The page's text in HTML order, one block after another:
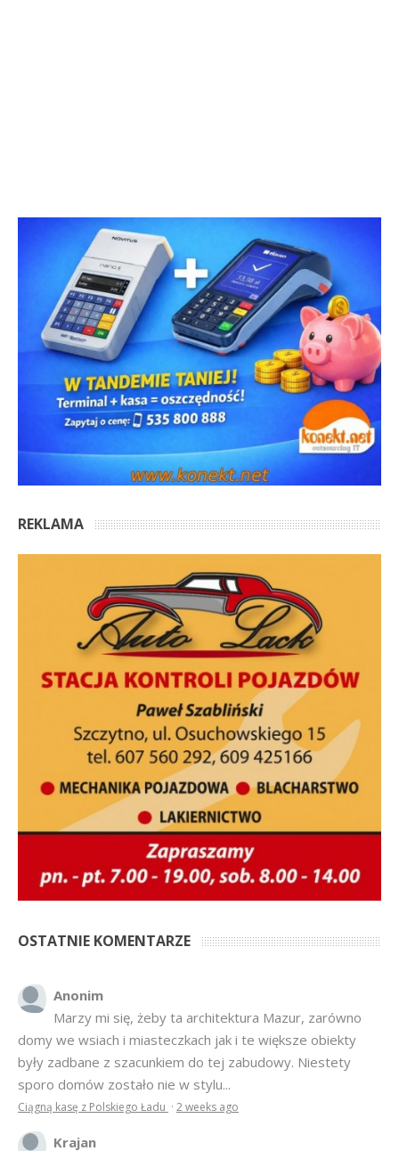
REKLAMA
OSTATNIE KOMENTARZE
Anonim
Marzy mi się, żeby ta architektura Mazur, zarówno
domy we wsiach i miasteczkach jak i te większe obiekty
były zadbane z szacunkiem do tej zabudowy. Niestety
sporo domów zostało nie w stylu...
Ciągną kasę z Polskiego Ładu · 2 weeks ago
Krajan